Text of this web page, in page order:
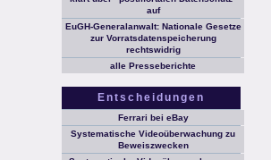
auf
EuGH-Generalanwalt: Nationale Gesetze
zur Vorratsdatenspeicherung
rechtswidrig
alle Presseberichte
Entscheidungen
Ferrari bei eBay
Systematische Videoüberwachung zu
Beweiszwecken